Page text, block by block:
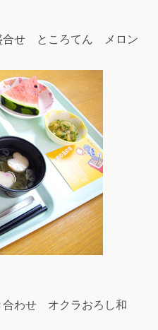
せ ところてん メロン
わせ オクラおろし和